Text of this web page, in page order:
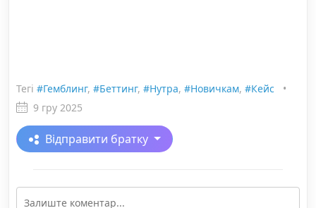
Тегі #Гемблинг, #Беттинг, #Нутра, #Новичкам, #Кейс
•
9 гру 2025
Відправити братку